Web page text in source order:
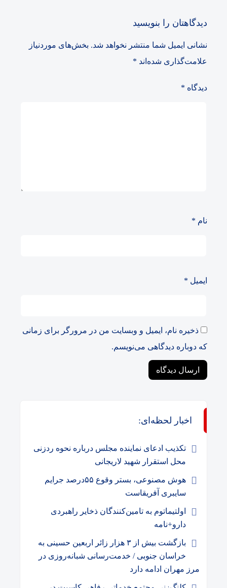
دیدگاهتان را بنویسید
نشانی ایمیل شما منتشر نخواهد شد. بخش‌های موردنیاز
علامت‌گذاری شده‌اند *
دیدگاه *
نام *
ایمیل *
ذخیره نام، ایمیل و وبسایت من در مرورگر برای زمانی
که دوباره دیدگاهی می‌نویسم.
اخبار لحظه‌ای:
تکذیب ادعای نماینده مجلس درباره نحوه ردزنی
محل استقرار شهید لاریجانی
هوش مصنوعی، بستر وقوع ۵۵درصد جرایم
سایبری آفریقاست
اولتیماتوم به تامین‌کنندگان ذخایر راهبردی
دارو+نامه
بازگشت بیش از ۳ هزار زائر اربعین حسینی به
خراسان جنوبی / خدمت‌رسانی شبانه‌روزی در
مرز مهران ادامه دارد